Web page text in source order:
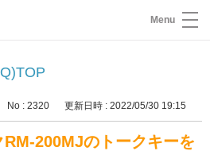
Menu
No : 2320 更新日時 : 2022/05/30 19:15
RM-200MJのトークキーを